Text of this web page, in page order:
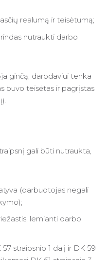
realumą ir teisėtumą;
nutraukti darbo
ginčą, darbdaviui tenka
buvo teisėtas ir pagrįstas
gali būti nutraukta,
(darbuotojas negali
lemianti darbo
straipsnio 1 dalį ir DK 59